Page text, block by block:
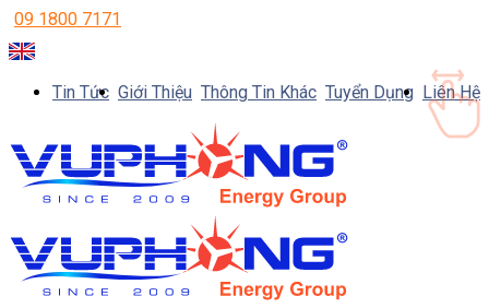
09 1800 7171
Tin Tức Giới Thiệu Thông Tin Khác Tuyển Dụng Liên Hệ